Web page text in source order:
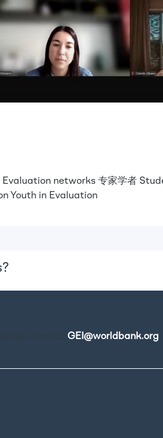
Evaluation networks 专家学者
Youth in Evaluation
GEI@worldbank.org